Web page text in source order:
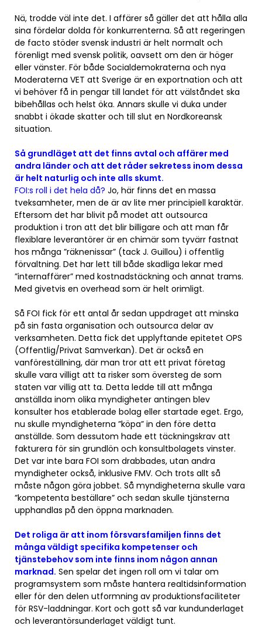
Nä, trodde väl inte det. I affärer så gäller det att hålla alla
sina fördelar dolda för konkurrenterna. Så att regeringen
de facto stöder svensk industri är helt normalt och
förenligt med svensk politik, oavsett om den är höger
eller vänster. För både Socialdemokraterna och nya
Moderaterna VET att Sverige är en exportnation och att
vi behöver få in pengar till landet för att välståndet ska
bibehållas och helst öka. Annars skulle vi duka under
snabbt i ökade skatter och till slut en Nordkoreansk
situation.
Så grundläget att det finns avtal och affärer med
andra länder och att det råder sekretess inom dessa
är helt naturlig och inte alls skumt.
FOI:s roll i det hela då? Jo, här finns det en massa
tveksamheter, men de är av lite mer principiell karaktär.
Eftersom det har blivit på modet att outsourca
produktion i tron att det blir billigare och att man får
flexiblare leverantörer är en chimär som tyvärr fastnat
hos många ”räknenissar” (tack J. Guillou) i offentlig
förvaltning. Det har lett till både skadliga lekar med
”internaffärer” med kostnadstäckning och annat trams.
Med givetvis en overhead som är helt orimligt.
Så FOI fick för ett antal år sedan uppdraget att minska
på sin fasta organisation och outsourca delar av
verksamheten. Detta fick det upplyftande epitetet OPS
(Offentlig/Privat Samverkan). Det är också en
vanföreställning, där man tror att ett privat företag
skulle vara villigt att ta risker som översteg de som
staten var villig att ta. Detta ledde till att många
anställda inom olika myndigheter antingen blev
konsulter hos etablerade bolag eller startade eget. Ergo,
nu skulle myndigheterna ”köpa” in den före detta
anställde. Som dessutom hade ett täckningskrav att
fakturera för sin grundlön och konsultbolagets vinster.
Det var inte bara FOI som drabbades, utan andra
myndigheter också, inklusive FMV. Och trots allt så
måste någon göra jobbet. Så myndigheterna skulle vara
”kompetenta beställare” och sedan skulle tjänsterna
upphandlas på den öppna marknaden.
Det roliga är att inom försvarsfamiljen finns det
många väldigt specifika kompetenser och
tjänstebehov som inte finns inom någon annan
marknad. Sen spelar det ingen roll om vi talar om
programsystem som måste hantera realtidsinformation
eller för den delen utformning av produktionsfaciliteter
för RSV-laddningar. Kort och gott så var kundunderlaget
och leverantörsunderlaget väldigt tunt.